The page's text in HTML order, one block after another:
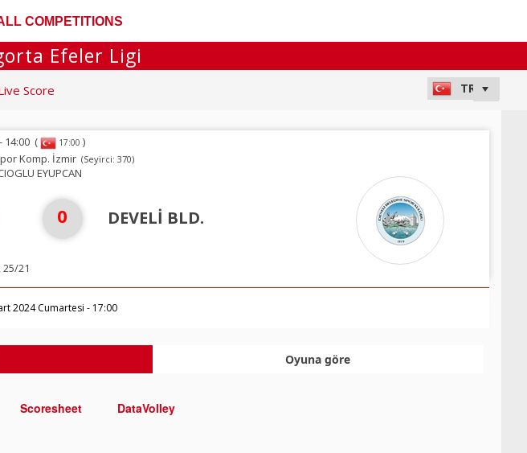
COMPETITIONS
Efeler Ligi
Score
14:00 ( 17:00 )
Komp. İzmir (Seyirci: 370)
EYUPCAN
0 DEVELİ BLD.
21
2024 Cumartesi - 17:00
Oyuna göre
Scoresheet DataVolley